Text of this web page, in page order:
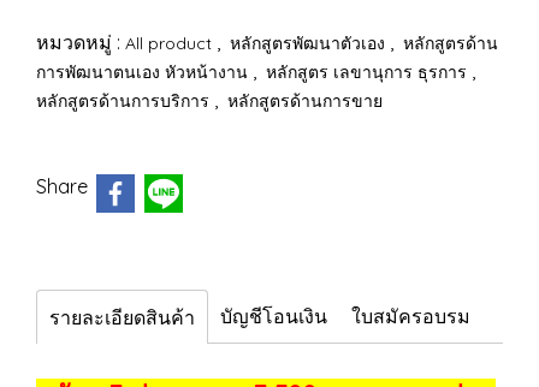
หมวดหมู่ : All product , หลักสูตรพัฒนาตัวเอง , หลักสูตรด้าน
การพัฒนาตนเอง หัวหน้างาน , หลักสูตร เลขานุการ ธุรการ ,
หลักสูตรด้านการบริการ , หลักสูตรด้านการขาย
Share
รายละเอียดสินค้า บัญชีโอนเงิน ใบสมัครอบรม